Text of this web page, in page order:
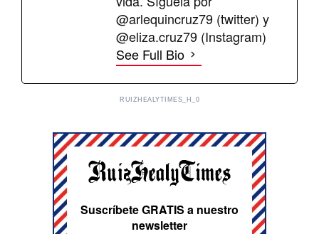
@arlequincruz79 (twitter) y
@eliza.cruz79 (Instagram)
See Full Bio
RUIZHEALYTIMES_H_0
Suscríbete GRATIS a nuestro
newsletter